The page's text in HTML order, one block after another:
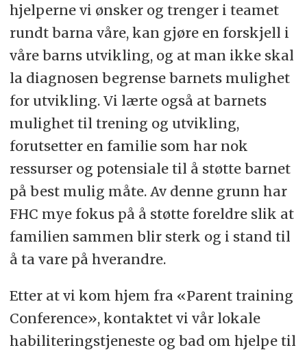
hjelperne vi ønsker og trenger i teamet
rundt barna våre, kan gjøre en forskjell i
våre barns utvikling, og at man ikke skal
la diagnosen begrense barnets mulighet
for utvikling. Vi lærte også at barnets
mulighet til trening og utvikling,
forutsetter en familie som har nok
ressurser og potensiale til å støtte barnet
på best mulig måte. Av denne grunn har
FHC mye fokus på å støtte foreldre slik at
familien sammen blir sterk og i stand til
å ta vare på hverandre.
Etter at vi kom hjem fra «Parent training
Conference», kontaktet vi vår lokale
habiliteringstjeneste og bad om hjelpe til